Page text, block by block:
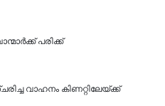
പരിക്ക്
വാഹനം കിണറ്റിലേയ്ക്ക്